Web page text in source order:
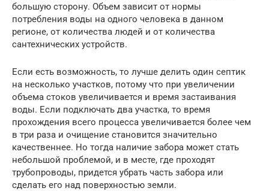
большую сторону. Объем зависит от нормы
потребления воды на одного человека в данном
регионе, от количества людей и от количества
сантехнических устройств.
Если есть возможность, то лучше делить один септик
на несколько участков, потому что при увеличении
объема стоков увеличивается и время застаивания
воды. Если подключать два участка, то время
прохождения всего процесса увеличивается более чем
в три раза и очищение становится значительно
качественнее. Но тогда наличие забора может стать
небольшой проблемой, и в месте, где проходят
трубопроводы, придется убрать часть забора или
сделать его над поверхностью земли.